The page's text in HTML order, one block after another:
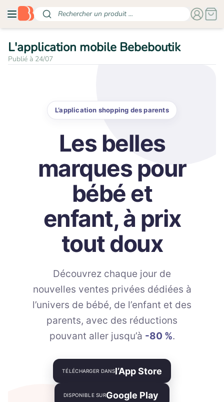
Rechercher un produit ...
L'application mobile Bebeboutik
Publié à 24/07
L’application shopping des parents
Les belles
marques pour
bébé et
enfant, à prix
tout doux
Découvrez chaque jour de
nouvelles ventes privées dédiées à
l’univers de bébé, de l’enfant et des
parents, avec des réductions
pouvant aller jusqu’à -80 %.
TÉLÉCHARGER DANSl’App Store
DISPONIBLE SURGoogle Play